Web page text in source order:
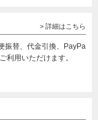
> 詳細はこちら
振替、代金引換、PayPa
利用いただけます。